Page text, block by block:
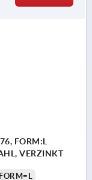
FORM:L
VERZINKT
FORM=L